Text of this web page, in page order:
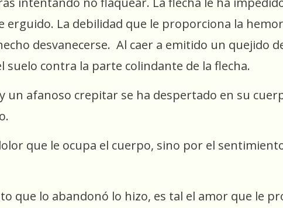
La debilidad que le proporciona la
desvanecerse. Al caer a emitido un quejido
suelo contra la parte colindante de la flecha.
un afanoso crepitar se ha despertado en su
que le ocupa el cuerpo, sino por el
que lo abandonó lo hizo, es tal el amor que le